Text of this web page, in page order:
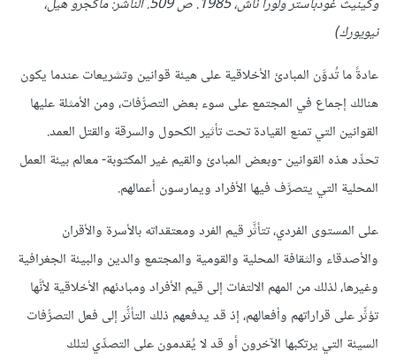
وكينيث غودباستر ولورا ناش، 1985. ص 509. الناشر: ماكجرو هيل،
نيويورك)
عادةً ما تُدوَّن المبادئ الأخلاقية على هيئة قوانين وتشريعات عندما يكون
هنالك إجماع في المجتمع على سوء بعض التصرُّفات، ومن الأمثلة عليها
القوانين التي تمنع القيادة تحت تأثير الكحول والسرقة والقتل العمد.
تحدِّد هذه القوانين -وبعض المبادئ والقيم غير المكتوبة- معالم بيئة العمل
المحلية التي يتصرَّف فيها الأفراد ويمارسون أعمالهم.
على المستوى الفردي، تتأثَّر قيم الفرد ومعتقداته بالأسرة والأقران
والأصدقاء والثقافة المحلية والقومية والمجتمع والدين والبيئة الجغرافية
وغيرها، لذلك من المهم الالتفات إلى قيم الأفراد ومبادئهم الأخلاقية لأنَّها
تؤثِّر على قراراتهم وأفعالهم، إذ قد يدفعهم ذلك التأثُّر إلى فعل التصرُّفات
السيئة التي يرتكبها الآخرون أو قد لا يُقدمون على التصدِّي لتلك